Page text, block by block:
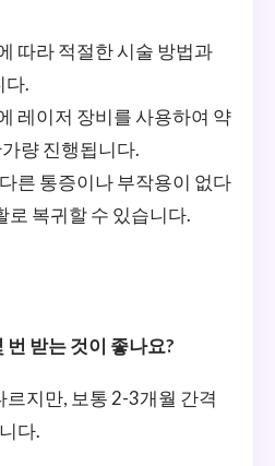
따라 적절한 시술 방법과
다.
레이저 장비를 사용하여 약
량 진행됩니다.
른 통증이나 부작용이 없다
로 복귀할 수 있습니다.
받는 것이 좋나요?
르지만, 보통 2-3개월 간격
다.